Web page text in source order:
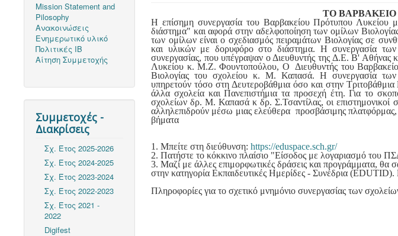
Mission Statement and
Pilosophy
Ανακοινώσεις
Ενημερωτικό υλικό
Πολιτικές ΙΒ
Αίτηση Συμμετοχής
Συμμετοχές -
Διακρίσεις
Σχ. Έτος 2025-2026
Σχ. Έτος 2024-2025
Σχ. Έτος 2023-2024
Σχ. Έτος 2022-2023
Σχ. Έτος 2021 -
2022
Digifest
ΤΟ ΒΑΡΒΑΚΕΙΟ
Η επίσημη συνεργασία του Βαρβακείου Πρότυπου Λυκείου
διάστημα" και αφορά στην αδελφοποίηση των ομίλων
των ομίλων είναι ο σχεδιασμός πειραμάτων Βιολογίας σε
και υλικών με δορυφόρο στο διάστημα. Η συνεργασία των
συνεργασίας, που υπέγραψαν ο Διευθυντής της Δ.Ε. Β'
Λυκείου κ. Μ.Ζ. Φουντοπούλου, Ο Διευθυντής του
Βιολογίας του σχολείου κ. Μ. Καπασά. Η συνεργασία των
υπηρετούν τόσο στη Δευτεροβάθμια όσο και στην
άλλα σχολεία και Πανεπιστήμια τα προσεχή έτη. Για το
σχολείων δρ. Μ. Καπασά κ δρ. Σ.Τσαντίλας, οι επιστημονικοί
αλληλεπιδρούν μέσω μιας ελεύθερα προσβάσιμης
βήματα
1. Μπείτε στη διεύθυνση:https://eduspace.sch.gr/
2. Πατήστε το κόκκινο πλαίσιο "Είσοδος με λογαριασμό του
3. Μαζί με άλλες επιμορφωτικές δράσεις και
στην κατηγορία Εκπαιδευτικές Ημερίδες - Συνέδρια (EDUTID).
Πληροφορίες για το σχετικό μνημόνιο συνεργασίας των